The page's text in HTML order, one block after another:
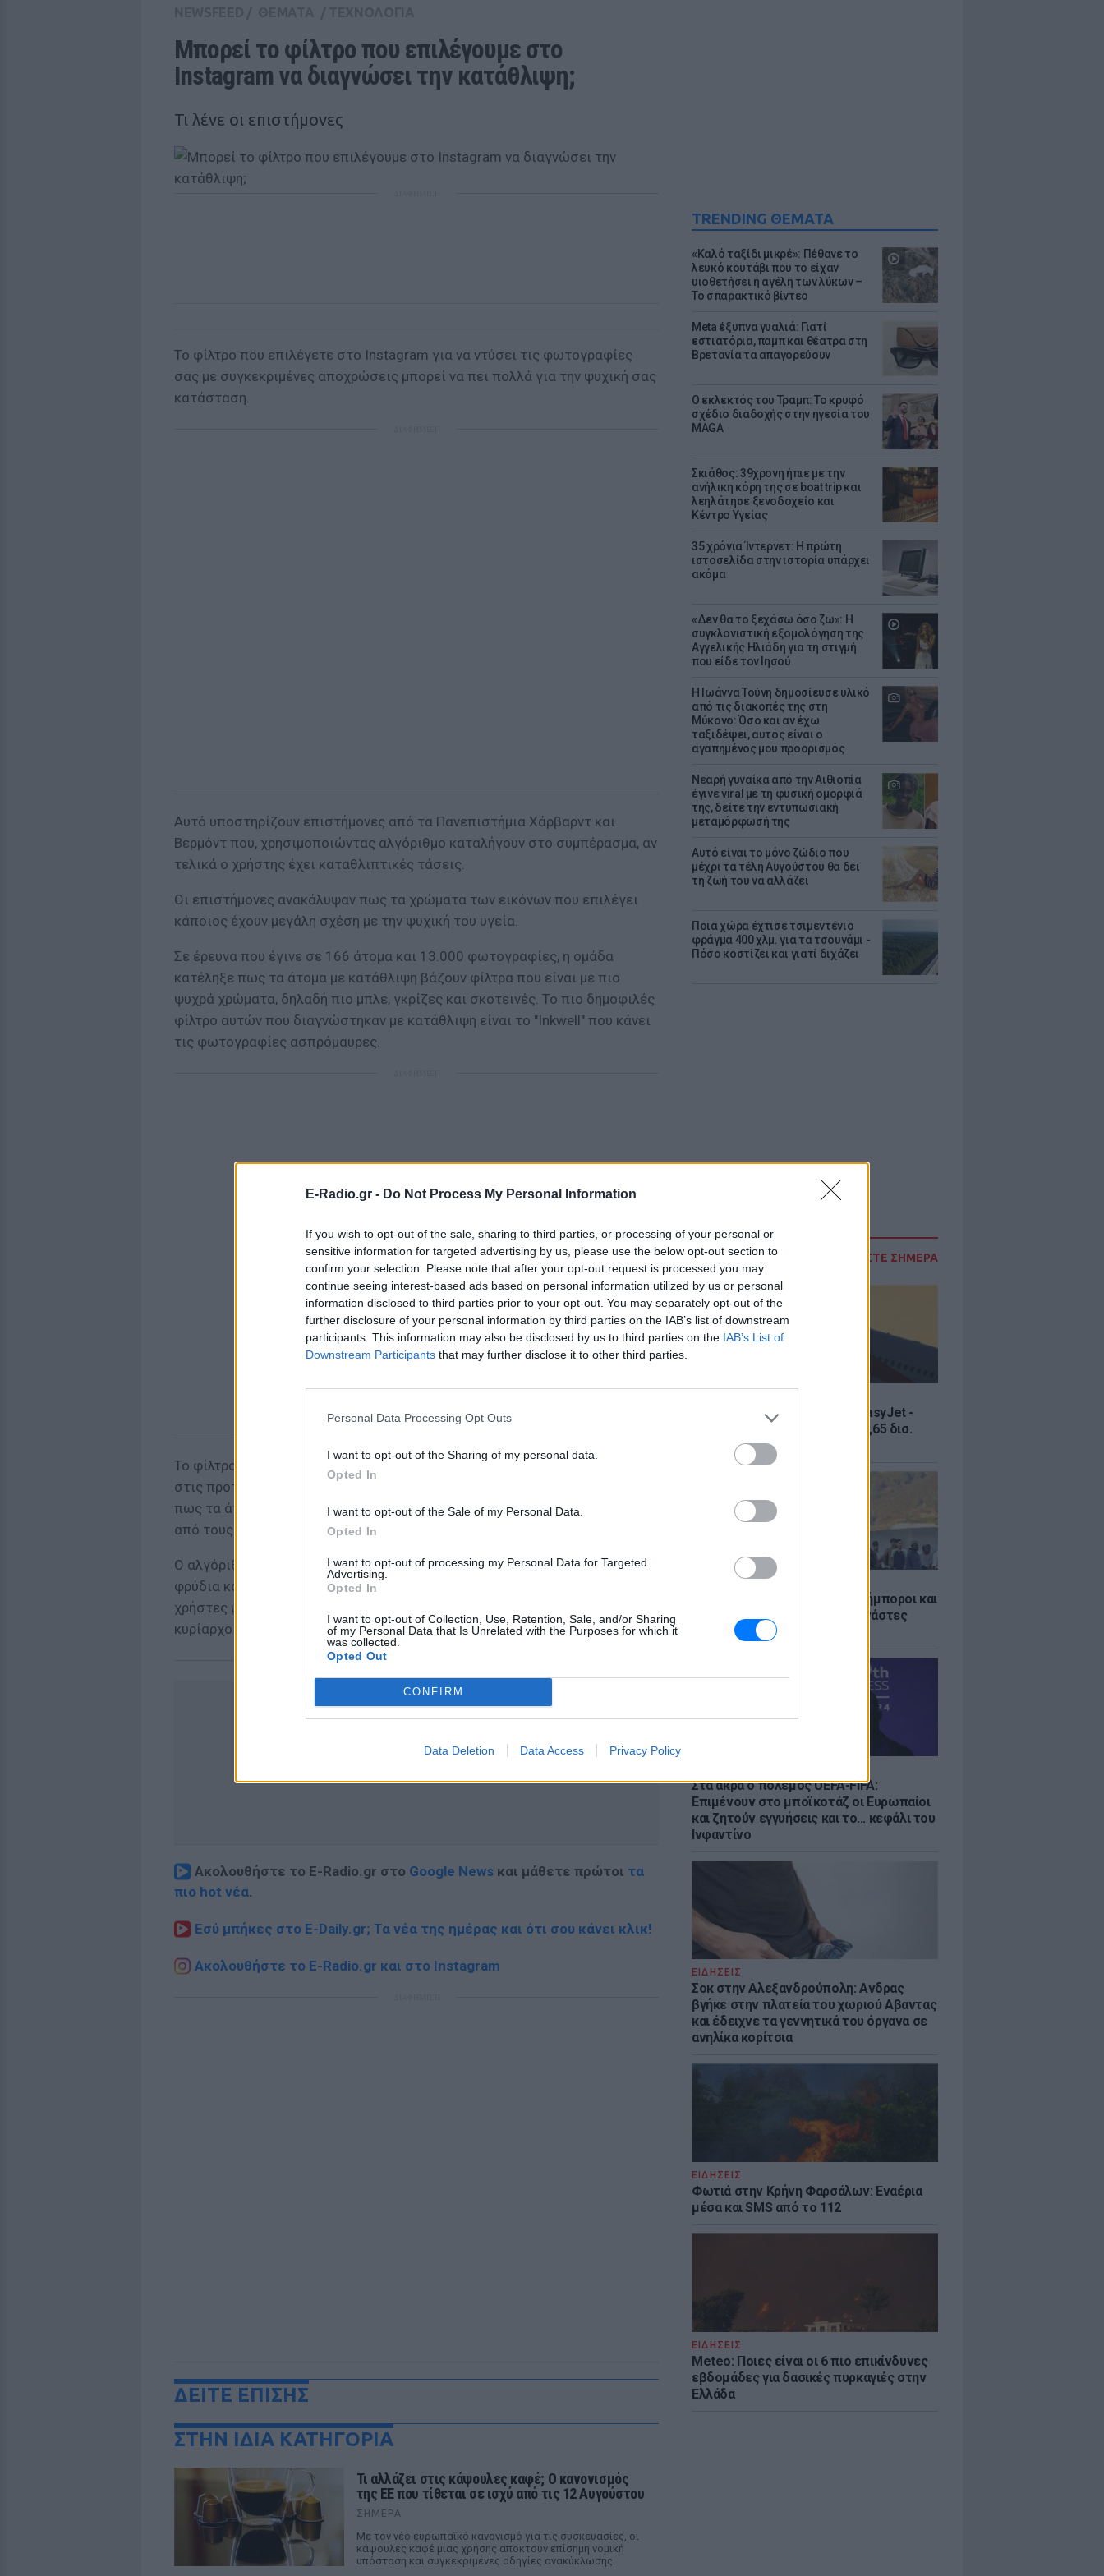
E-Radio.gr - Do Not Process My Personal Information
If you wish to opt-out of the sale, sharing to third parties, or processing of your personal or
sensitive information for targeted advertising by us, please use the below opt-out section to
confirm your selection. Please note that after your opt-out request is processed you may
continue seeing interest-based ads based on personal information utilized by us or personal
information disclosed to third parties prior to your opt-out. You may separately opt-out of the
further disclosure of your personal information by third parties on the IAB’s list of downstream
participants. This information may also be disclosed by us to third parties on the IAB’s List of
Downstream Participants that may further disclose it to other third parties.
Personal Data Processing Opt Outs
I want to opt-out of the Sharing of my personal data.
Opted In
I want to opt-out of the Sale of my Personal Data.
Opted In
I want to opt-out of processing my Personal Data for Targeted
Advertising.
Opted In
I want to opt-out of Collection, Use, Retention, Sale, and/or Sharing
of my Personal Data that Is Unrelated with the Purposes for which it
was collected.
Opted Out
CONFIRM
Data Deletion Data Access Privacy Policy
TRENDING ΘΕΜΑΤΑ
«Καλό ταξίδι μικρέ»: Πέθανε το
λευκό κουτάβι που το είχαν
υιοθετήσει η αγέλη των λύκων –
Το σπαρακτικό βίντεο
Meta έξυπνα γυαλιά: Γιατί
εστιατόρια, παμπ και θέατρα στη
Βρετανία τα απαγορεύουν
Ο εκλεκτός του Τραμπ: Το κρυφό
σχέδιο διαδοχής στην ηγεσία του
MAGA
Σκιάθος: 39χρονη ήπιε με την
ανήλικη κόρη της σε boat trip και
λεηλάτησε ξενοδοχείο και
Κέντρο Υγείας
35 χρόνια Ίντερνετ: Η πρώτη
ιστοσελίδα στην ιστορία υπάρχει
ακόμα
«Δεν θα το ξεχάσω όσο ζω»: Η
συγκλονιστική εξομολόγηση της
Αγγελικής Ηλιάδη για τη στιγμή
που είδε τον Ιησού
Η Ιωάννα Τούνη δημοσίευσε υλικό
από τις διακοπές της στη
Μύκονο: Όσο και αν έχω
ταξιδέψει, αυτός είναι ο
αγαπημένος μου προορισμός
Νεαρή γυναίκα από την Αιθιοπία
έγινε viral με τη φυσική ομορφιά
της, δείτε την εντυπωσιακή
μεταμόρφωσή της
Αυτό είναι το μόνο ζώδιο που
μέχρι τα τέλη Αυγούστου θα δει
τη ζωή του να αλλάζει
Ποια χώρα έχτισε τσιμεντένιο
φράγμα 400 χλμ. για τα τσουνάμι -
Πόσο κοστίζει και γιατί διχάζει
ΔΙΑΒΑΣΤΕ ΣΗΜΕΡΑ
Συμφωνία εξαγοράς για την EasyJet -
Στην αμερικανική Appolo για 6,65 δισ.
ΕΙΔΗΣΕΙΣ
Θέουτα: «Οι κάτοικοι είναι ανήμποροι και
γεμάτοι αγωνία» - 5.000 μετανάστες
παραμένουν στην περιοχή
Στα άκρα ο πόλεμος UEFA-FIFA:
Επιμένουν στο μποϊκοτάζ οι Ευρωπαίοι
και ζητούν εγγυήσεις και το... κεφάλι του
Ινφαντίνο
ΕΙΔΗΣΕΙΣ
Σοκ στην Αλεξανδρούπολη: Ανδρας
βγήκε στην πλατεία του χωριού Αβαντας
και έδειχνε τα γεννητικά του όργανα σε
ανηλίκα κορίτσια
ΕΙΔΗΣΕΙΣ
Φωτιά στην Κρήνη Φαρσάλων: Εναέρια
μέσα και SMS από το 112
ΕΙΔΗΣΕΙΣ
Meteo: Ποιες είναι οι 6 πιο επικίνδυνες
εβδομάδες για δασικές πυρκαγιές στην
Ελλάδα
Μπορεί το φίλτρο που επιλέγουμε στο
Instagram να διαγνώσει την κατάθλιψη;
Τι λένε οι επιστήμονες
Το φίλτρο που επιλέγετε στο Instagram για να ντύσει τις φωτογραφίες
σας με συγκεκριμένες αποχρώσεις μπορεί να πει πολλά για την ψυχική σας
κατάσταση.
Αυτό υποστηρίζουν επιστήμονες από τα Πανεπιστήμια Χάρβαρντ και
Βερμόντ που, χρησιμοποιώντας αλγόριθμο καταλήγουν στο συμπέρασμα, αν
τελικά ο χρήστης έχει καταθλιπτικές τάσεις.
Οι επιστήμονες ανακάλυψαν πως τα χρώματα των εικόνων που επιλέγει
κάποιος έχουν μεγάλη σχέση με την ψυχική του υγεία.
Σε έρευνα που έγινε σε 166 άτομα και 13.000 φωτογραφίες, η ομάδα
κατέληξε πως τα άτομα με κατάθλιψη βάζουν φίλτρα που είναι με πιο
ψυχρά χρώματα, δηλαδή πιο μπλε, γκρίζες και σκοτεινές. Το πιο δημοφιλές
φίλτρο αυτών που διαγνώστηκαν με κατάθλιψη είναι το "Inkwell" που κάνει
τις φωτογραφίες ασπρόμαυρες.
Το φίλτρο το “Valencia”, που φωτίζει τις φωτογραφίες να έρχεται πρώτο
στις προτιμήσεις των υπόλοιπων! Επίσης οι ερευνητές υποστήριξαν
πως τα άτομα με καταθλιπτικές τάσεις ανεβάζουν περισσότερες selfies
από τους υπόλοιπους.
Ο αλγόριθμος διαβάζει και άλλα χαρακτηριστικά- όπως για παράδειγμα τα
φρύδια κάποιου μπορούν να δείξουν αν κάποιος είναι μελαγχολικός ενώ οι
χρήστες με καταθλιπτική τάση αποφεύγουν να δημοσιεύουν εικόνες με
κυρίαρχο χρώμα το μπλε (βλέπε ουρανό ή θάλασσα) και αγαπούν το γκρίζο.
Ακολουθήστε το E-Radio.gr στο Google News και μάθετε πρώτοι τα
πιο hot νέα.
Εσύ μπήκες στο E-Daily.gr; Τα νέα της ημέρας και ότι σου κάνει κλικ!
Ακολουθήστε το E-Radio.gr και στο Instagram
ΔΕΙΤΕ ΕΠΙΣΗΣ
ΣΤΗΝ ΙΔΙΑ ΚΑΤΗΓΟΡΙΑ
Τι αλλάζει στις κάψουλες καφέ; Ο κανονισμός
της ΕΕ που τίθεται σε ισχύ από τις 12 Αυγούστου
ΣΉΜΕΡΑ
Με τον νέο ευρωπαϊκό κανονισμό για τις συσκευασίες, οι
κάψουλες καφέ μιας χρήσης αποκτούν επίσημη νομική
υπόσταση και συγκεκριμένες οδηγίες ανακύκλωσης.